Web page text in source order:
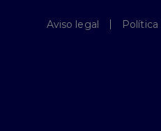
Aviso legal